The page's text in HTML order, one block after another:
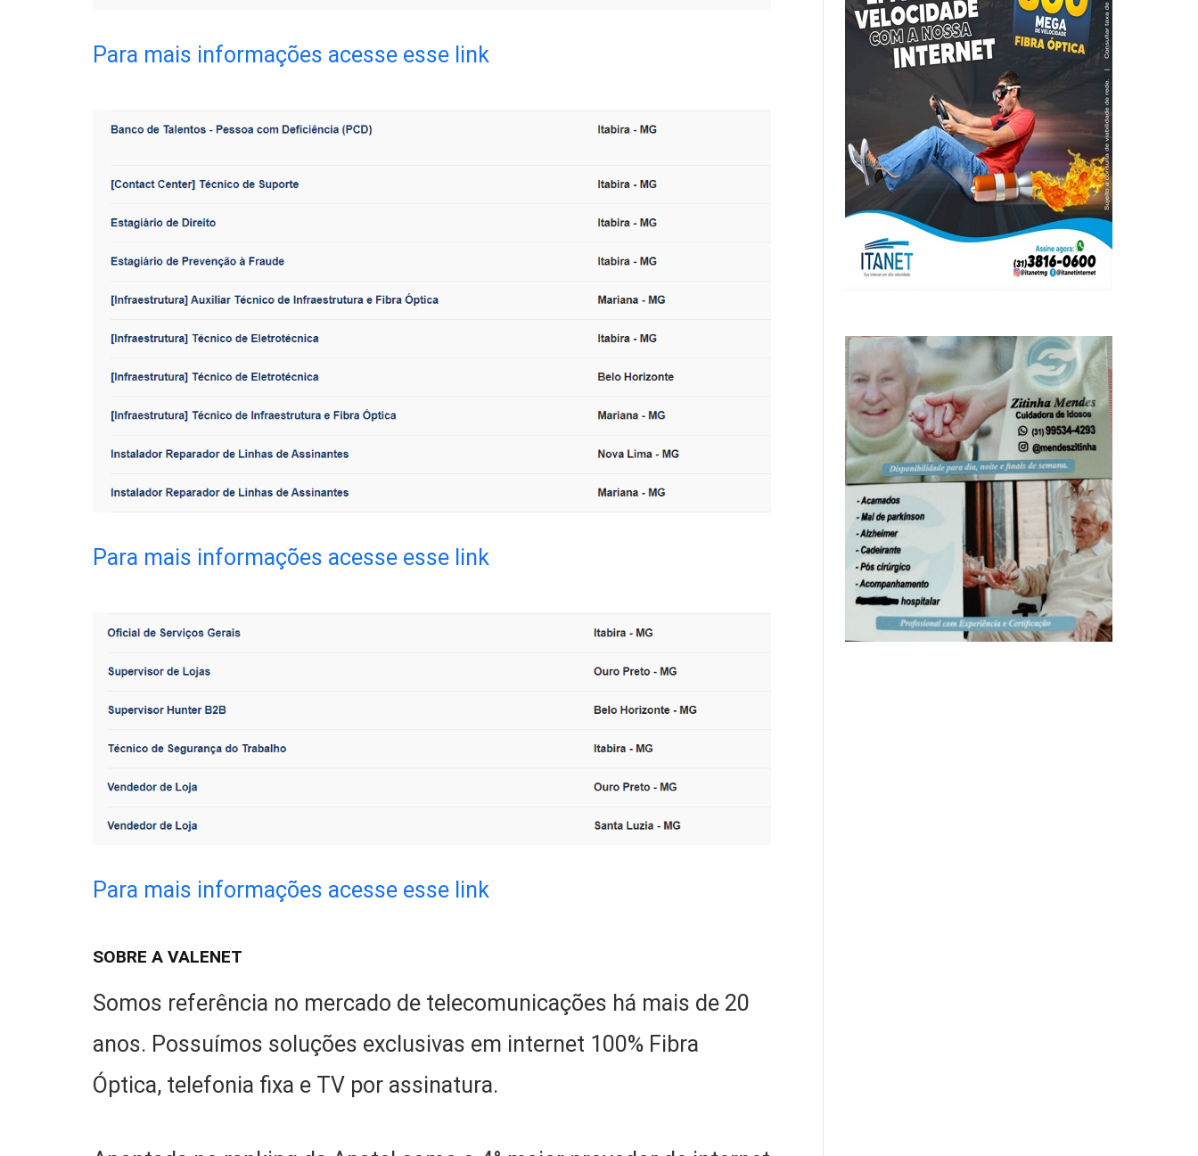
Para mais informações acesse esse link
Para mais informações acesse esse link
Para mais informações acesse esse link
SOBRE A VALENET
Somos referência no mercado de telecomunicações há mais de 20
anos. Possuímos soluções exclusivas em internet 100% Fibra
Óptica, telefonia fixa e TV por assinatura.